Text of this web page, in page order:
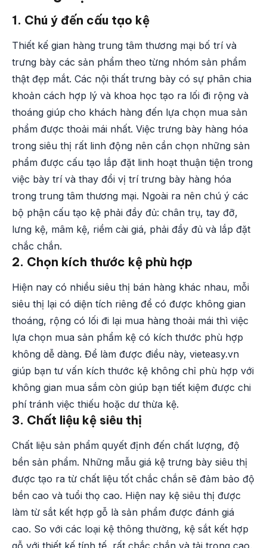
1. Chú ý đến cấu tạo kệ
Thiết kế gian hàng trung tâm thương mại bố trí và
trưng bày các sản phẩm theo từng nhóm sản phẩm
thật đẹp mắt. Các nội thất trưng bày có sự phân chia
khoản cách hợp lý và khoa học tạo ra lối đi rộng và
thoáng giúp cho khách hàng đến lựa chọn mua sản
phẩm được thoải mái nhất. Việc trưng bày hàng hóa
trong siêu thị rất linh động nên cần chọn những sản
phẩm được cấu tạo lắp đặt linh hoạt thuận tiện trong
việc bày trí và thay đổi vị trí trưng bày hàng hóa
trong trung tâm thương mại. Ngoài ra nên chú ý các
bộ phận cấu tạo kệ phải đầy đủ: chân trụ, tay đỡ,
lưng kệ, mâm kệ, riềm cài giá, phải đầy đủ và lắp đặt
chắc chắn.
2. Chọn kích thước kệ phù hợp
Hiện nay có nhiều siêu thị bán hàng khác nhau, mỗi
siêu thị lại có diện tích riêng để có được không gian
thoáng, rộng có lối đi lại mua hàng thoải mái thì việc
lựa chọn mua sản phẩm kệ có kích thước phù hợp
không dễ dàng. Để làm được điều này, vieteasy.vn
giúp bạn tư vấn kích thước kệ không chỉ phù hợp với
không gian mua sắm còn giúp bạn tiết kiệm được chi
phí tránh việc thiếu hoặc dư thừa kệ.
3. Chất liệu kệ siêu thị
Chất liệu sản phẩm quyết định đến chất lượng, độ
bền sản phẩm. Những mẫu giá kệ trưng bày siêu thị
được tạo ra từ chất liệu tốt chắc chắn sẽ đảm bảo độ
bền cao và tuổi thọ cao. Hiện nay kệ siêu thị được
làm từ sắt kết hợp gỗ là sản phẩm được đánh giá
cao. So với các loại kệ thông thường, kệ sắt kết hợp
gỗ với thiết kế tính tế, rất chắc chắn và tải trọng cao,